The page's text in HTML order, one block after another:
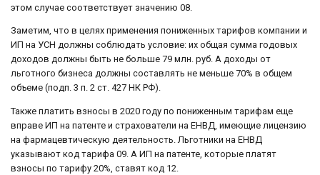
этом случае соответствует значению 08.
Заметим, что в целях применения пониженных тарифов компании и
ИП на УСН должны соблюдать условие: их общая сумма годовых
доходов должны быть не больше 79 млн. руб. А доходы от
льготного бизнеса должны составлять не меньше 70% в общем
объеме (подп. 3 п. 2 ст. 427 НК РФ).
Также платить взносы в 2020 году по пониженным тарифам еще
вправе ИП на патенте и страхователи на ЕНВД, имеющие лицензию
на фармацевтическую деятельность. Льготники на ЕНВД
указывают код тарифа 09. А ИП на патенте, которые платят
взносы по тарифу 20%, ставят код 12.